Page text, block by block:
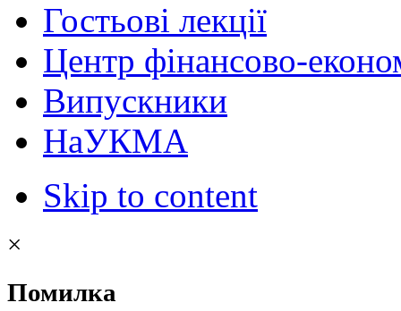
Гостьові лекції
Центр фінансово-
Випускники
НаУКМА
Skip to content
×
Помилка